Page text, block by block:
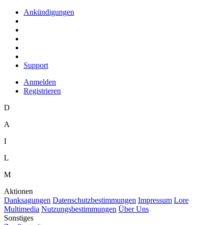
Ankündigungen
Support
Anmelden
Registrieren
D
A
I
L
M
Aktionen
Danksagungen Datenschutzbestimmungen Impressum Lore
Multimedia Nutzungsbestimmungen Über Uns
Sonstiges